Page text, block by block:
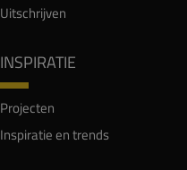
Uitschrijven
INSPIRATIE
Projecten
Inspiratie en trends